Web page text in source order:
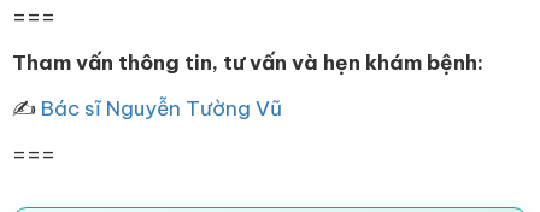
===
Tham vấn thông tin, tư vấn và hẹn khám bệnh:
✍ Bác sĩ Nguyễn Tường Vũ
===